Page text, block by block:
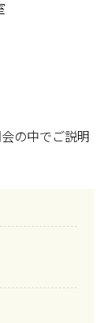
の中でご説明